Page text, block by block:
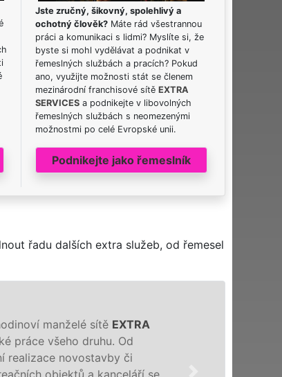
Jste zručný, šikovný, spolehlivý a
ochotný člověk? Máte rád všestrannou
práci a komunikaci s lidmi? Myslíte si, že
byste si mohl vydělávat a podnikat v
řemeslných službách a pracích? Pokud
ano, využijte možnosti stát se členem
mezinárodní franchisové sítěEXTRA
SERVICES a podnikejte v libovolných
řemeslných službách s neomezenými
možnostmi po celé Evropské unii.
Podnikejte jako řemeslník
řadu dalších extra služeb, od řemesel
manželé sítě EXTRA
práce všeho druhu. Od
realizace novostavby či
objektů a kanceláří se